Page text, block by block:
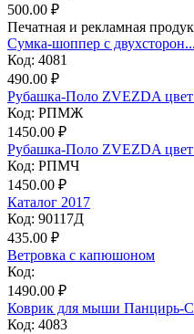
500.00 ₽
Печатная и рекламная
Сумка-шоппер с двухсторон...
Код: 4081
490.00 ₽
Рубашка-Поло ZVEZDA цвет
Код: РПМЖ
1450.00 ₽
Рубашка-Поло ZVEZDA цвет
Код: РПМЧ
1450.00 ₽
Каталог 2017
Код: 90117Д
435.00 ₽
Ветровка с капюшоном
Код:
1490.00 ₽
Коврик для мыши Панцирь-
Код: 4083